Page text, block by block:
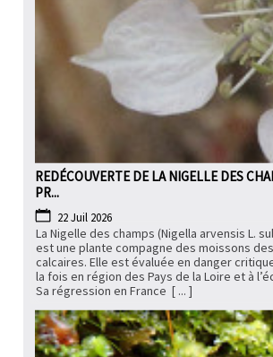
REDÉCOUVERTE DE LA NIGELLE DES
PR...
22 Juil 2026
La Nigelle des champs (Nigella arvensis L.
est une plante compagne des moissons
calcaires. Elle est évaluée en danger
la fois en région des Pays de la Loire et à
Sa régression en France [ ... ]